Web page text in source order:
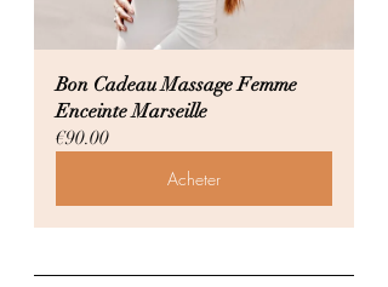
Bon Cadeau Massage Femme
Enceinte Marseille
€90.00
Acheter